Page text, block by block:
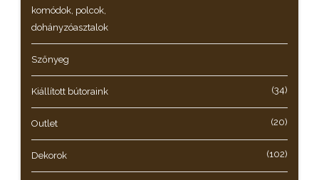
komódok, polcok,
dohányzóasztalok
Szőnyeg
Kiállított bútoraink (34)
Outlet (20)
Dekorok (102)